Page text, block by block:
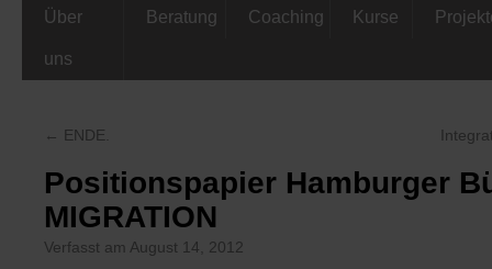
Über
uns
Beratung Coaching Kurse
← ENDE.
Positionspapier Hamburger
MIGRATION
Verfasst am August 14, 2012